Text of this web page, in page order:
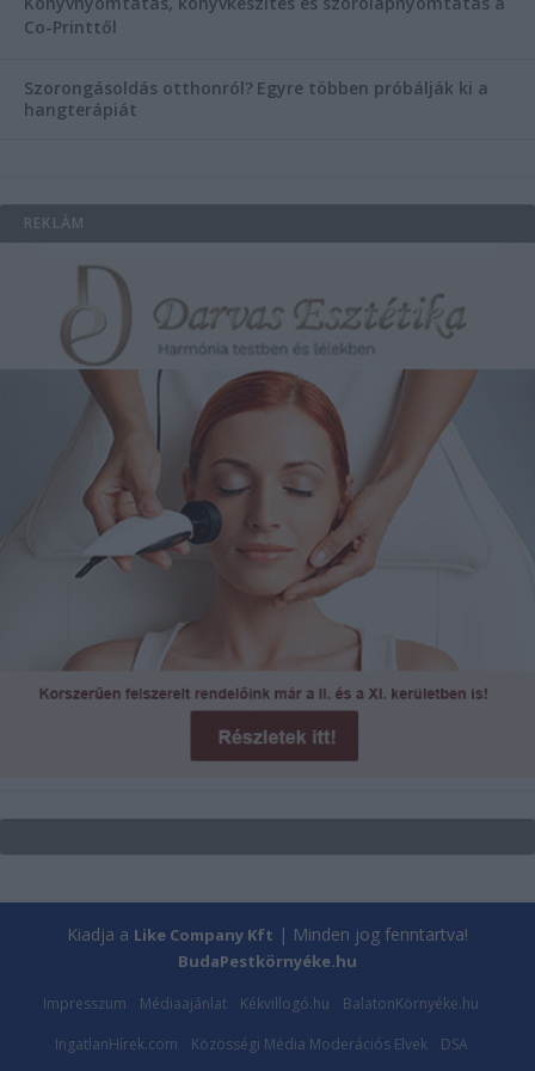
Co-Printtől
Szorongásoldás otthonról? Egyre többen próbálják ki a
hangterápiát
REKLÁM
Kiadja a Like Company Kft | Minden jog fenntartva!
BudaPestkörnyéke.hu
Impresszum Médiaajánlat Kékvillogó.hu
BalatonKörnyéke.hu
IngatlanHírek.com
Közösségi Média Moderációs Elvek DSA